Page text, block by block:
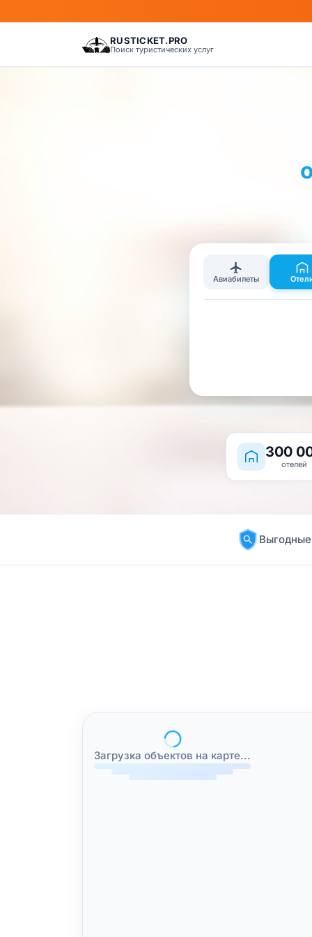
RUSTICKET.PRO
Поиск туристических услуг
Авиабилеты
300
отелей
Загрузка объектов на карте...